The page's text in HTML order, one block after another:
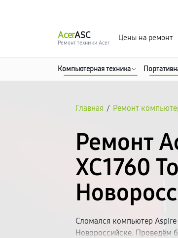
AcerASC
Ремонт техники Acer
Цены на ремонт
Компьютерная техника
Главная / Ремонт
Ремонт
XC1760
Сломался компьютер
Новороссийске. Проведём